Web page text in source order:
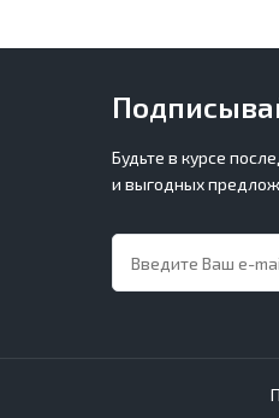
Будьте в курсе
и выгодных